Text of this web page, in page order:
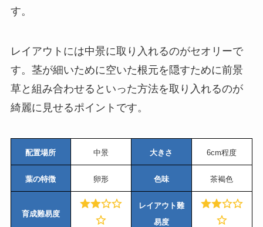
す。
レイアウトには中景に取り入れるのがセオリーで
す。茎が細いために空いた根元を隠すために前景
草と組み合わせるといった方法を取り入れるのが
綺麗に見せるポイントです。
配置場所 中景 大きさ 6cm程度
葉の特徴 卵形 色味 茶褐色
育成難易度
レイアウト難
易度